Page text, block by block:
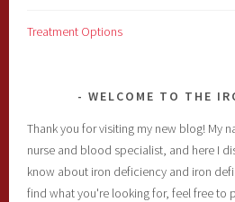
Treatment Options
WELCOME TO THE
Thank you for visiting my new blog! My
nurse and blood specialist, and here I
know about iron deficiency and iron
find what you're looking for, feel free to